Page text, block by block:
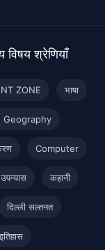
श्रेणियाँ
ZONE भाषा
Geography
Computer
कहानी
दिल्ली सल्तनत